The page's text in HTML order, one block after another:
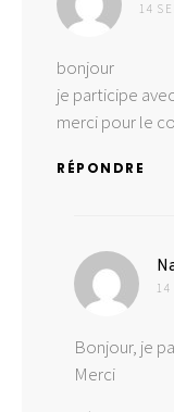
14
bonjour
je participe
merci pour le
RÉPONDRE
14
Bonjour, je
Merci